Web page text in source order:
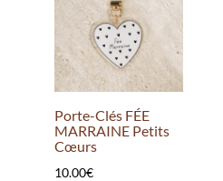
Porte-Clés FÉE
MARRAINE Petits
Cœurs
10.00€